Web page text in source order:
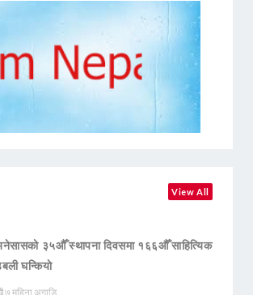
View All
३५औँ स्थापना दिवसमा १६६औँ साहित्यिक
घन्कियाे
७ महिना अगाडि